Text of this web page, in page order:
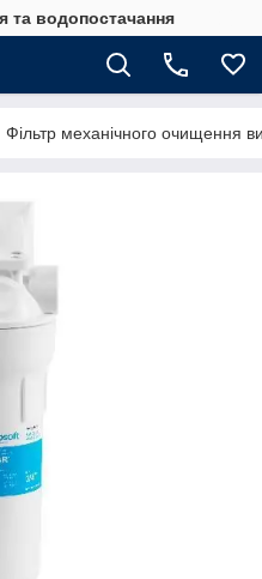
та водопостачання
Фільтр механічного очищення